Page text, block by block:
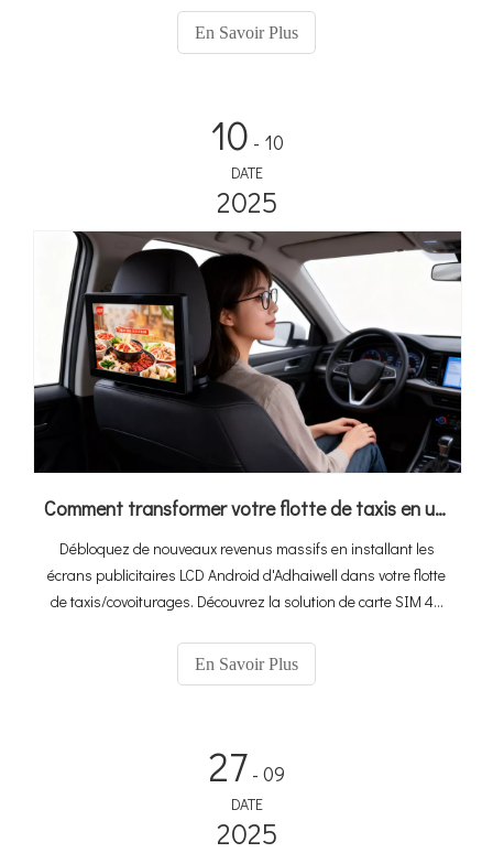
investissement et les conseils d'installation ici.
En Savoir Plus
10 - 10
DATE
2025
Comment transformer votre flotte de taxis en une source de revenus grâce aux écrans publicitaires LCD Android (Guide ultime 2026)
Débloquez de nouveaux revenus massifs en installant les
écrans publicitaires LCD Android d'Adhaiwell dans votre flotte
de taxis/covoiturages. Découvrez la solution de carte SIM 4G
En Savoir Plus
27 - 09
DATE
2025